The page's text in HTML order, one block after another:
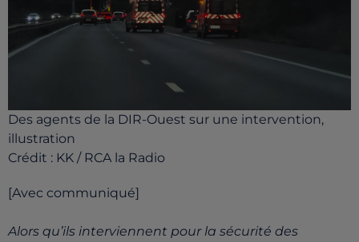
Des agents de la DIR-Ouest sur une intervention,
illustration
Crédit : KK / RCA la Radio
[Avec communiqué]
Alors qu’ils interviennent pour la sécurité des